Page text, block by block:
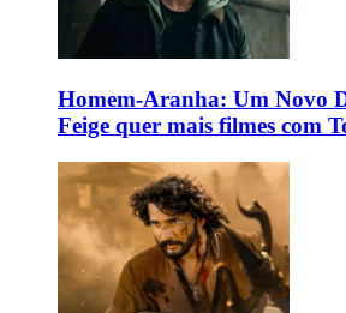
Homem-Aranha: Um Novo
Feige quer mais filmes com